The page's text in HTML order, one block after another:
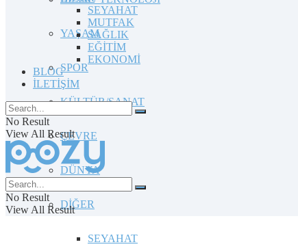
YAŞAM
SPOR
KÜLTÜR/SANAT
ÇEVRE
DÜNYA
DİĞER
SEYAHAT
SEYAHAT
MUTFAK
SAĞLIK
EĞİTİM
EKONOMİ
BLOG
İLETİŞİM
No Result
View All Result
No Result
View All Result